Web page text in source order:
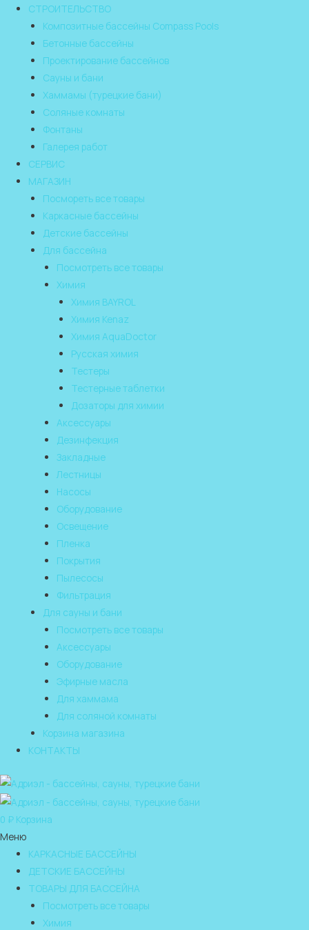
СТРОИТЕЛЬСТВО
Композитные бассейны Compass Pools
Бетонные бассейны
Проектирование бассейнов
Сауны и бани
Хаммамы (турецкие бани)
Соляные комнаты
Фонтаны
Галерея работ
СЕРВИС
МАГАЗИН
Посмореть все товары
Каркасные бассейны
Детские бассейны
Для бассейна
Посмотреть все товары
Химия
Химия BAYROL
Химия Kenaz
Химия AquaDoctor
Русская химия
Тестеры
Тестерные таблетки
Дозаторы для химии
Аксессуары
Дезинфекция
Закладные
Лестницы
Насосы
Оборудование
Освещение
Пленка
Покрытия
Пылесосы
Фильтрация
Для сауны и бани
Посмотреть все товары
Аксессуары
Оборудование
Эфирные масла
Для хаммама
Для соляной комнаты
Корзина магазина
КОНТАКТЫ
0 ₽ Корзина
Меню
КАРКАСНЫЕ БАССЕЙНЫ
ДЕТСКИЕ БАССЕЙНЫ
ТОВАРЫ ДЛЯ БАССЕЙНА
Посмотреть все товары
Химия